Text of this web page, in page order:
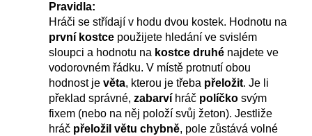
Pravidla:
Hráči se střídají v hodu dvou kostek. Hodnotu na
první kostce použijete hledání ve svislém
sloupci a hodnotu na kostce druhé najdete ve
vodorovném řádku. V místě protnutí obou
hodnost je věta, kterou je třeba přeložit. Je li
překlad správné, zabarví hráč políčko svým
fixem (nebo na něj položí svůj žeton). Jestliže
hráč přeložil větu chybně, pole zůstává volné